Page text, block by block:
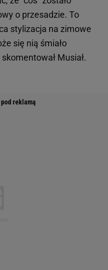
o przesadzie. To
stylizacja na zimowe
się nią śmiało
Musiał.